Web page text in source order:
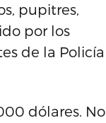
pupitres,
por los
de la Policía
dólares. No